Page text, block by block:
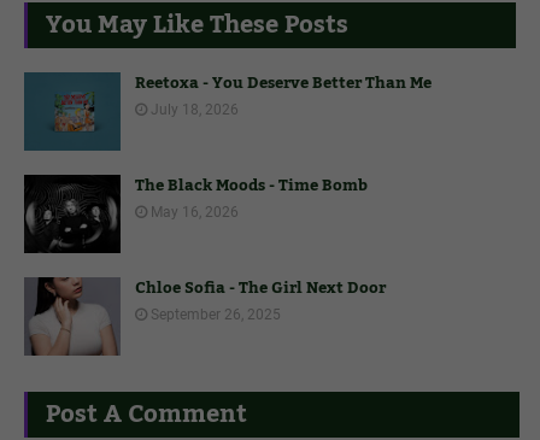
You May Like These Posts
Reetoxa - You Deserve Better Than Me
July 18, 2026
The Black Moods - Time Bomb
May 16, 2026
Chloe Sofia - The Girl Next Door
September 26, 2025
Post A Comment